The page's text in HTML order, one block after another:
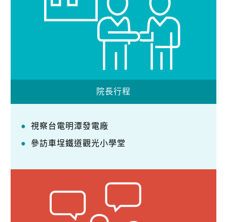
院長行程
視察台電明潭發電廠
參訪車埕鐵道觀光小學堂